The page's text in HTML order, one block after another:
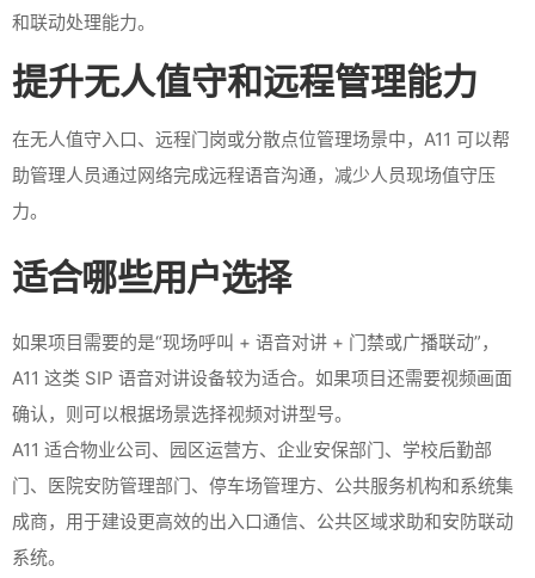
和联动处理能力。
提升无人值守和远程管理能力
在无人值守入口、远程门岗或分散点位管理场景中，A11 可以帮
助管理人员通过网络完成远程语音沟通，减少人员现场值守压
力。
适合哪些用户选择
如果项目需要的是“现场呼叫 + 语音对讲 + 门禁或广播联动”，
A11 这类 SIP 语音对讲设备较为适合。如果项目还需要视频画面
确认，则可以根据场景选择视频对讲型号。
A11 适合物业公司、园区运营方、企业安保部门、学校后勤部
门、医院安防管理部门、停车场管理方、公共服务机构和系统集
成商，用于建设更高效的出入口通信、公共区域求助和安防联动
系统。